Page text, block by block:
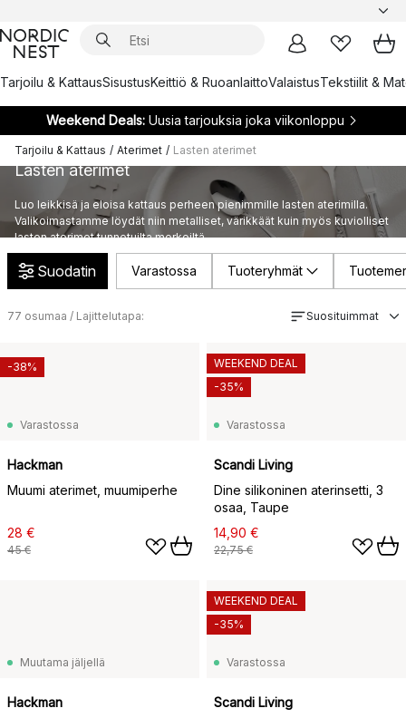
Tarjoilu & KattausSisustusKeittiö & RuoanlaittoValaistusTekstiilit &
Weekend Deals:Uusia tarjouksia joka viikonloppu
Tarjoilu & Kattaus / Aterimet / Lasten aterimet
Lasten aterimet
Luo leikkisä ja eloisa kattaus perheen pienimmille lasten aterimilla.
Valikoimastamme löydät niin metalliset, värikkäät kuin myös kuviolliset
lasten aterimet tunnetuilta merkeiltä.
Suodatin Varastossa Tuoteryhmät
77 osumaa / Lajittelutapa: Suosituimmat
Varastossa
Hackman
Muumi aterimet, muumiperhe
28 €
45 €
-38%
Varastossa
Scandi Living
Dine silikoninen aterinsetti, 3
osaa, Taupe
14,90 €
22,75 €
WEEKEND DEAL
-35%
Muutama jäljellä
Hackman
Varastossa
Scandi Living
WEEKEND DEAL
-35%